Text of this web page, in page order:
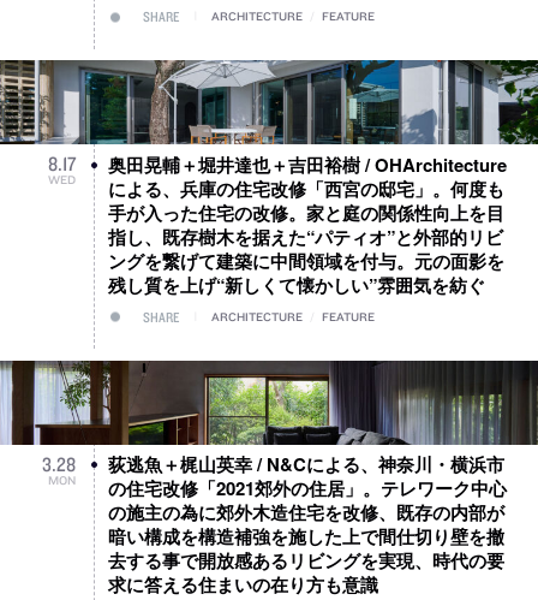
SHARE ARCHITECTURE FEATURE
8.17
WED
奥田晃輔＋堀井達也＋吉田裕樹 / OHArchitecture
による、兵庫の住宅改修「西宮の邸宅」。何度も
手が入った住宅の改修。家と庭の関係性向上を目
指し、既存樹木を据えた“パティオ”と外部的リビ
ングを繋げて建築に中間領域を付与。元の面影を
残し質を上げ“新しくて懐かしい”雰囲気を紡ぐ
SHARE ARCHITECTURE FEATURE
3.28
MON
荻逃魚＋梶山英幸 / N&Cによる、神奈川・横浜市
の住宅改修「2021郊外の住居」。テレワーク中心
の施主の為に郊外木造住宅を改修、既存の内部が
暗い構成を構造補強を施した上で間仕切り壁を撤
去する事で開放感あるリビングを実現、時代の要
求に答える住まいの在り方も意識